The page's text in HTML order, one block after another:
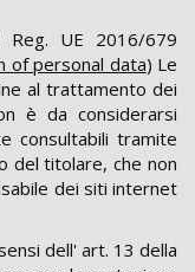
UE 2016/679
of personal data) Le
al trattamento dei
è da considerarsi
consultabili tramite
del titolare, che non
dei siti internet
dell' art. 13 della